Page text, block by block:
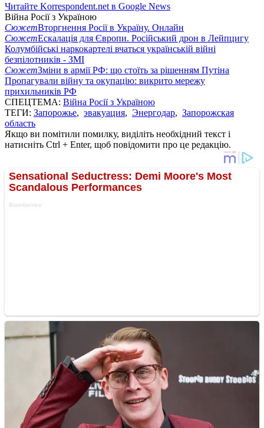
Читайте Korrespondent.net в Google News
Війна Росії з Україною
СюжетВторгнення Росії в Україну. Онлайн
СюжетЕскалація для Європи. Російський дрон в Лейпцигу
Колумбійські наркокартелі вчаться українській війні
безпілотників - ЗМІ
СюжетЗміни в армії РФ: що стоїть за рішенням Путіна
Пропагували війну та окупацію: викрито мережу
прихильників РФ
СПЕЦТЕМА: Війна Росії з Україною
ТЕГИ: Запорожье, эвакуация, Энергодар, Запорожская
область
Якщо ви помітили помилку, виділіть необхідний текст і
натисніть Ctrl + Enter, щоб повідомити про це редакцію.